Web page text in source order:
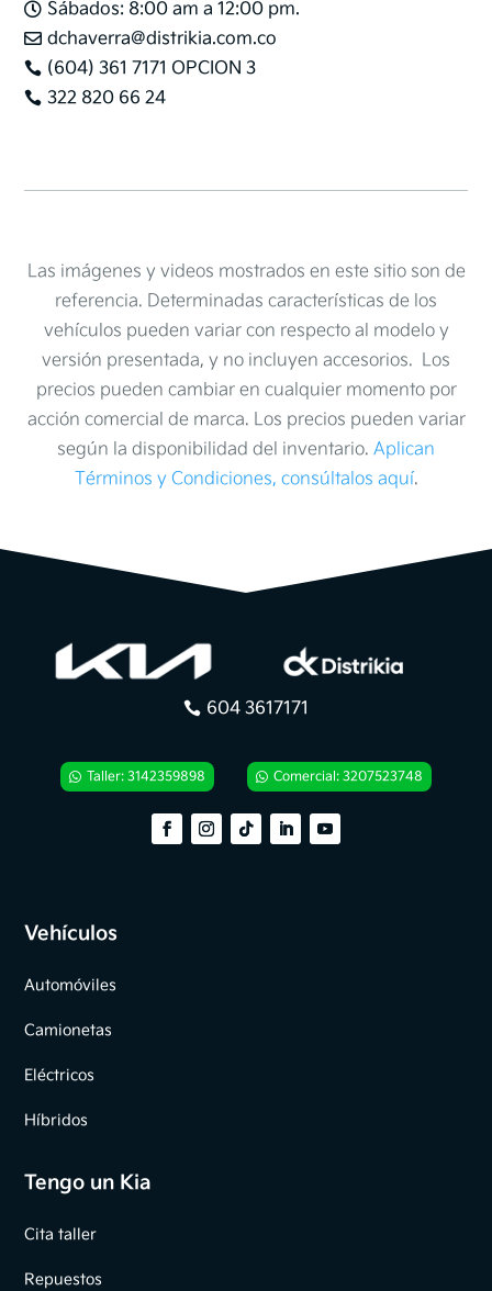
 Sábados: 8:00 am a 12:00 pm.
 dchaverra@distrikia.com.co
 (604) 361 7171 OPCION 3
 322 820 66 24
Las imágenes y videos mostrados en este sitio son de
referencia. Determinadas características de los
vehículos pueden variar con respecto al modelo y
versión presentada, y no incluyen accesorios. Los
precios pueden cambiar en cualquier momento por
acción comercial de marca. Los precios pueden variar
según la disponibilidad del inventario. Aplican
Términos y Condiciones, consúltalos aquí.
604 3617171
Taller: 3142359898 Comercial: 3207523748
Vehículos
Automóviles
Camionetas
Eléctricos
Híbridos
Tengo un Kia
Cita taller
Repuestos